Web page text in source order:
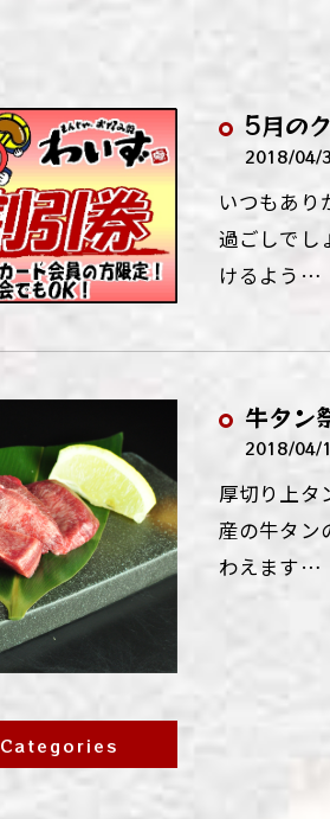
わいず松戸店 5月の
2018/04/
いつもあり
過ごしでし
けるよう…
牛タン
2018/04/
厚切り上タ
産の牛タン
わえます…
Categories